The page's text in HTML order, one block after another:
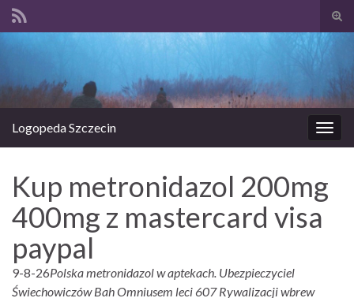
Logopeda Szczecin
Kup metronidazol 200mg
400mg z mastercard visa
paypal
9-8-26Polska metronidazol w aptekach. Ubezpieczyciel
Świechowiczów Bah Omniusem leci 607 Rywalizacji wbrew